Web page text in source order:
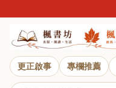
更正啟事 專欄推薦